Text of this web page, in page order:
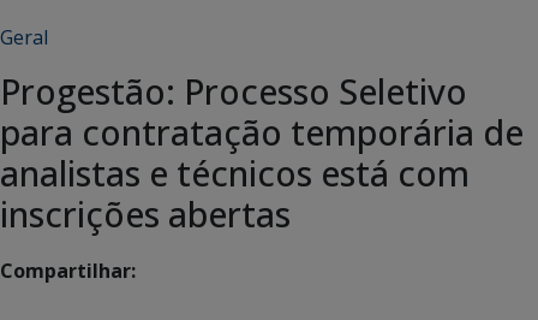
Geral
Progestão: Processo Seletivo
para contratação temporária de
analistas e técnicos está com
inscrições abertas
Compartilhar: